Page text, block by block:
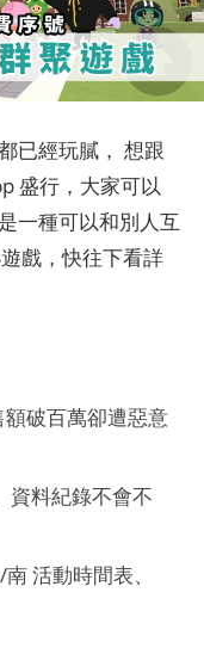
已經玩膩， 想跟
盛行，大家可以
一種可以和別人互
戲，快往下看詳
破百萬卻遭惡意
資料紀錄不會不
活動時間表、